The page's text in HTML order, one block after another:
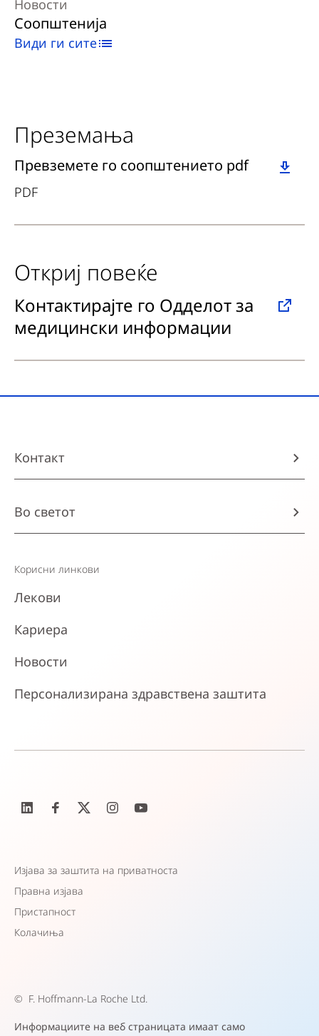
Новости
Соопштенија
Види ги сите
Преземања
Download
Превземете го соопштението pdf
PDF
Откриј повеќе
Контактирајте го Одделот за
медицински информации
Контакт
Во светот
Корисни линкови
Лекови
Кариера
Новости
Персонализирана здравствена заштита
Изјава за заштита на приватноста
Правна изјава
Пристапност
Колачиња
© F. Hoffmann-La Roche Ltd.
Информациите на веб страницата имаат само